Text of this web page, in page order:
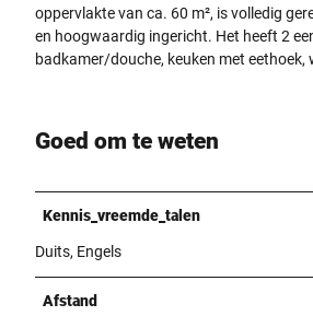
oppervlakte van ca. 60 m², is volledig
en hoogwaardig ingericht. Het heeft 2
badkamer/douche, keuken met eethoek,
Goed om te weten
Kennis_vreemde_talen
Duits, Engels
Afstand